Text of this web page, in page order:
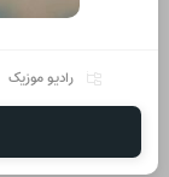
رادیو موزیک